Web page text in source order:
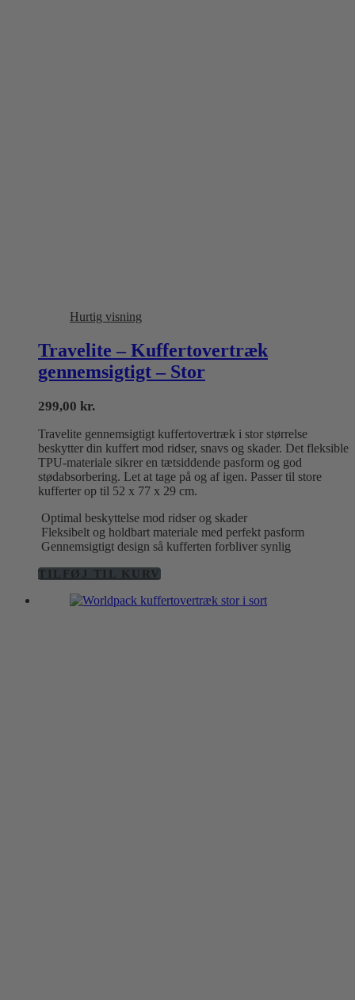
Hurtig visning
Travelite – Kuffertovertræk
gennemsigtigt – Stor
299,00 kr.
Travelite gennemsigtigt kuffertovertræk i stor størrelse
beskytter din kuffert mod ridser, snavs og skader. Det fleksible
TPU-materiale sikrer en tætsiddende pasform og god
stødabsorbering. Let at tage på og af igen. Passer til store
kufferter op til 52 x 77 x 29 cm.
Optimal beskyttelse mod ridser og skader
Fleksibelt og holdbart materiale med perfekt pasform
Gennemsigtigt design så kufferten forbliver synlig
TILFØJ TIL KURV